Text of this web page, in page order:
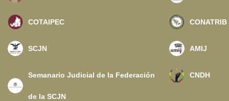
COTAIPEC
SCJN
Semanario Judicial de la Federación
de la SCJN
CONATRIB
AMIJ
CNDH